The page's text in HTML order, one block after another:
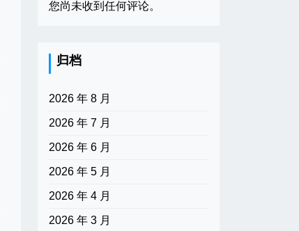
您尚未收到任何评论。
归档
2026 年 8 月
2026 年 7 月
2026 年 6 月
2026 年 5 月
2026 年 4 月
2026 年 3 月